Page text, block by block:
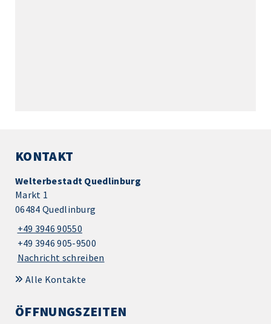
KONTAKT
Welterbestadt Quedlinburg
Markt 1
06484 Quedlinburg
+49 3946 90550
+49 3946 905-9500
Nachricht schreiben
Alle Kontakte
ÖFFNUNGSZEITEN